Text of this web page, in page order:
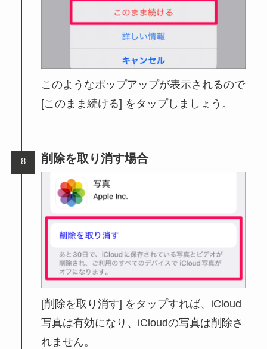
このようなポップアップが表示されるので
[このまま続ける] をタップしましょう。
削除を取り消す場合
[削除を取り消す] をタップすれば、iCloud
写真は有効になり、iCloudの写真は削除さ
れません。